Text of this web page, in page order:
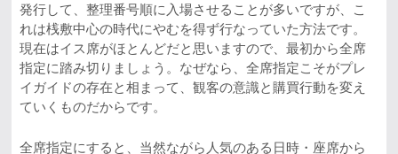
発行して、整理番号順に入場させることが多いですが、こ
れは桟敷中心の時代にやむを得ず行なっていた方法です。
現在はイス席がほとんどだと思いますので、最初から全席
指定に踏み切りましょう。なぜなら、全席指定こそがプレ
イガイドの存在と相まって、観客の意識と購買行動を変え
ていくものだからです。
全席指定にすると、当然ながら人気のある日時・座席から